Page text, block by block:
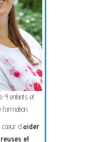
4 enfants et
formation.
cœur d’aider
et